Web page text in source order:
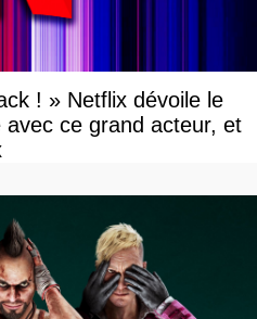
! » Netflix dévoile le
ce grand acteur, et